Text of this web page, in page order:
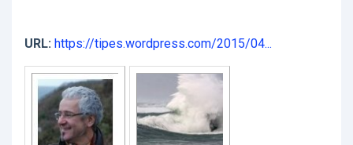
URL: https://tipes.wordpress.com/2015/04...